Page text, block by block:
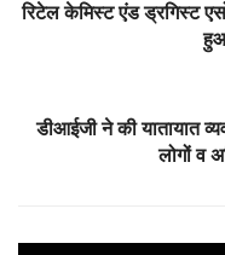
रिटेल केमिस्ट एंड ड्रगिस्ट
डीआईजी ने की यातायात
लोगों व